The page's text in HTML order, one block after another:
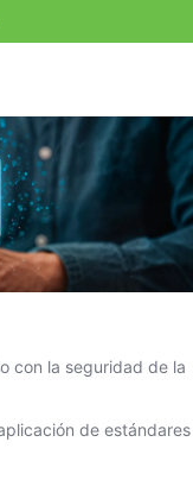
con la seguridad de la
de estándares